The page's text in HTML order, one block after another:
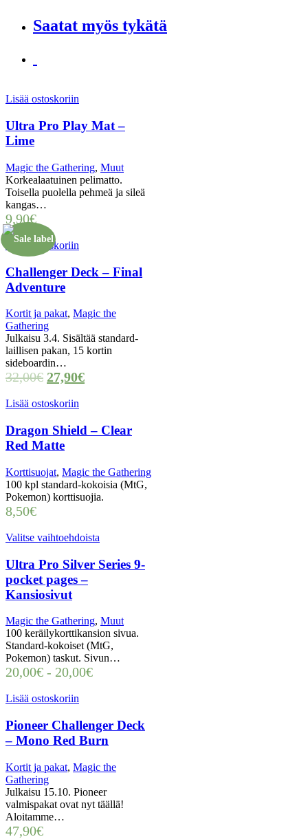
Saatat myös tykätä
Lisää ostoskoriin
Ultra Pro Play Mat –
Lime
Magic the Gathering, Muut
Korkealaatuinen pelimatto.
Toisella puolella pehmeä ja sileä
kangas…
9,90€
Lisää ostoskoriin
Challenger Deck – Final
Adventure
Kortit ja pakat, Magic the
Gathering
Julkaisu 3.4. Sisältää standard-
laillisen pakan, 15 kortin
sideboardin…
32,00€ 27,90€
Lisää ostoskoriin
Dragon Shield – Clear
Red Matte
Korttisuojat, Magic the Gathering
100 kpl standard-kokoisia (MtG,
Pokemon) korttisuojia.
8,50€
Valitse vaihtoehdoista
Ultra Pro Silver Series 9-
pocket pages –
Kansiosivut
Magic the Gathering, Muut
100 keräilykorttikansion sivua.
Standard-kokoiset (MtG,
Pokemon) taskut. Sivun…
20,00€ - 20,00€
Lisää ostoskoriin
Pioneer Challenger Deck
– Mono Red Burn
Kortit ja pakat, Magic the
Gathering
Julkaisu 15.10. Pioneer
valmispakat ovat nyt täällä!
Aloitamme…
47,90€